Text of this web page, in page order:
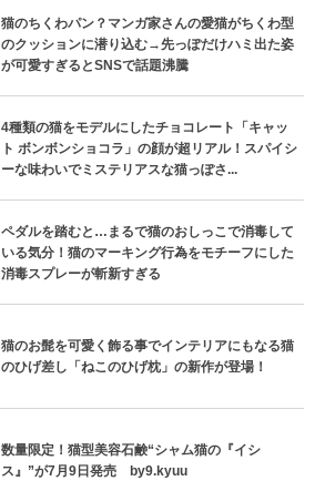
猫のちくわパン？マンガ家さんの愛猫がちくわ型
のクッションに潜り込む→先っぽだけハミ出た姿
が可愛すぎるとSNSで話題沸騰
4種類の猫をモデルにしたチョコレート「キャッ
ト ボンボンショコラ」の顔が超リアル！スパイシ
ーな味わいでミステリアスな猫っぽさ...
ペダルを踏むと…まるで猫のおしっこで消毒して
いる気分！猫のマーキング行為をモチーフにした
消毒スプレーが斬新すぎる
猫のお髭を可愛く飾る事でインテリアにもなる猫
のひげ差し「ねこのひげ枕」の新作が登場！
数量限定！猫型美容石鹸“シャム猫の『イシ
ス』”が7月9日発売 by9.kyuu